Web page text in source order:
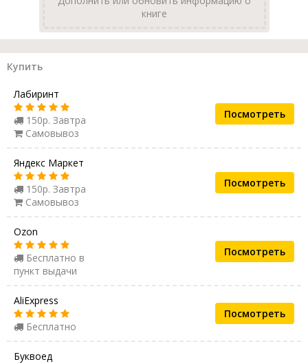
книге
Купить
Лабиринт
150р. Завтра
Самовывоз
Посмотреть
Яндекс Маркет
150р. Завтра
Самовывоз
Посмотреть
Ozon
Бесплатно в
пункт выдачи
Посмотреть
AliExpress
Бесплатно
Посмотреть
Буквоед